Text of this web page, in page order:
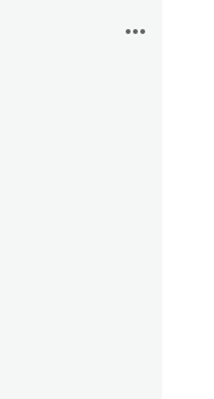
more_horiz